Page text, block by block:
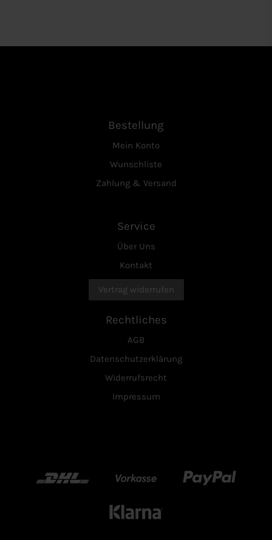
Bestellung
Mein Konto
Wunschliste
Zahlung & Versand
Service
Über Uns
Kontakt
Vertrag widerrufen
Rechtliches
AGB
Datenschutzerklärung
Widerrufsrecht
Impressum
DHL Vorkasse Paypal
Klarn